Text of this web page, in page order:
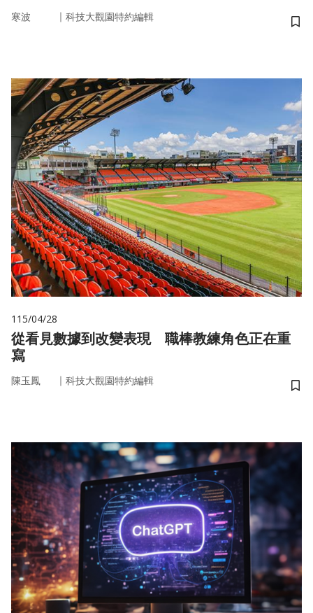
寒波 ｜ 科技大觀園特約編輯
儲
115/04/28
從看見數據到改變表現 職棒教練角色正在重
寫
陳玉鳳 ｜ 科技大觀園特約編輯
儲